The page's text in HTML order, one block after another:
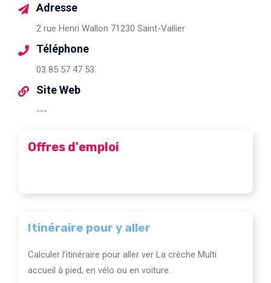
Adresse
2 rue Henri Wallon 71230 Saint-Vallier
Téléphone
03 85 57 47 53
Site Web
---
Offres d'emploi
Itinéraire pour y aller
Calculer l'itinéraire pour aller ver La crèche Multi
accueil à pied, en vélo ou en voiture.